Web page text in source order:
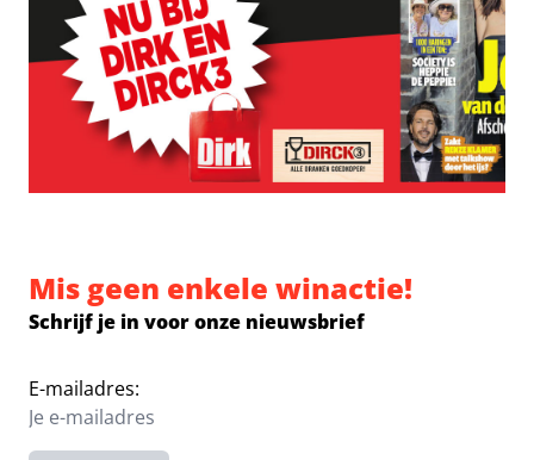
Mis geen enkele winactie!
Schrijf je in voor onze nieuwsbrief
E-mailadres: